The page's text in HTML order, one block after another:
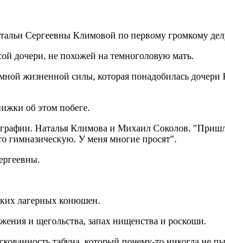
Сергеевны Климовой по первому громкому
дочери, не похожей на темноголовую мать.
жизненной силы, которая понадобилась
об этом побеге.
Наталья Климова и Михаил Соколов.
гимназическую. У меня многие просят".
лагерных конюшен.
и щегольства, запах нищенства и роскоши.